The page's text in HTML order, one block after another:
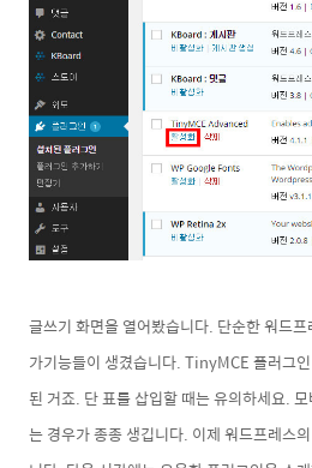
글쓰기 화면을 열어봤습니다. 단순한 워드
가기능들이 생겼습니다. TinyMCE 플러그
된 거죠. 단 표를 삽입할 때는 유의하세요.
는 경우가 종종 생깁니다. 이제 워드프레스